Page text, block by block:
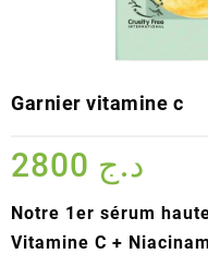
Garnier vitamine c
د.ج
Notre 1er sérum
Vitamine C +